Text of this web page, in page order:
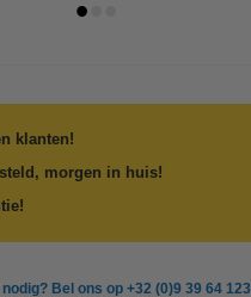
klanten!
morgen in huis!
nodig? Bel ons op +32 (0)9 39 64 123